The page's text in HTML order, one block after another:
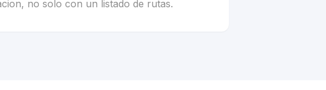
no solo con un listado de rutas.